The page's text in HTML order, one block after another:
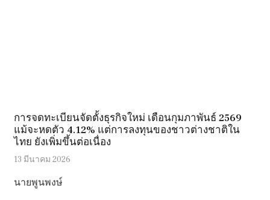
การจดทะเบียนจัดตั้งธุรกิจใหม่ เดือนกุมภาพันธ์ 2569
แม้จะหดตัว 4.12% แต่การลงทุนของชาวต่างชาติใน
ไทย ยังเพิ่มขึ้นต่อเนื่อง
13 มีนาคม 2026
นายพูนพงษ์